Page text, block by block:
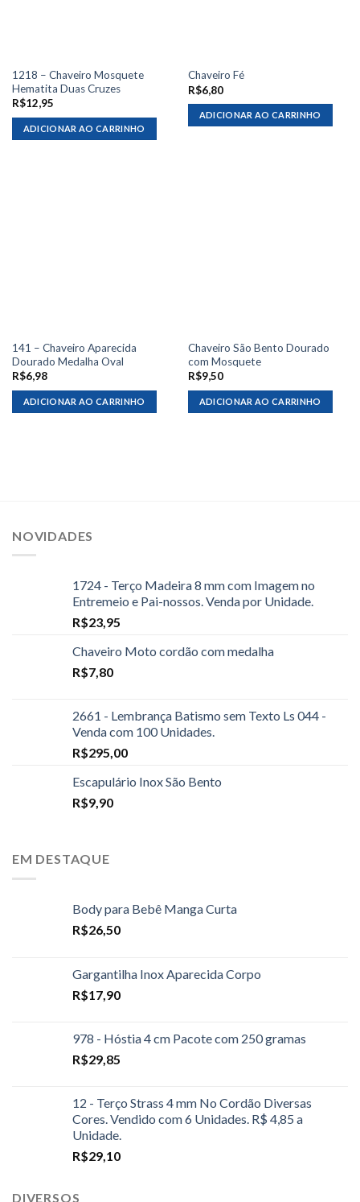
1218 – Chaveiro Mosquete
Hematita Duas Cruzes
R$12,95
ADICIONAR AO CARRINHO
Chaveiro Fé
R$6,80
ADICIONAR AO CARRINHO
141 – Chaveiro Aparecida
Dourado Medalha Oval
R$6,98
ADICIONAR AO CARRINHO
Chaveiro São Bento Dourado
com Mosquete
R$9,50
ADICIONAR AO CARRINHO
NOVIDADES
1724 - Terço Madeira 8 mm com Imagem no
Entremeio e Pai-nossos. Venda por Unidade.
R$23,95
Chaveiro Moto cordão com medalha
R$7,80
2661 - Lembrança Batismo sem Texto Ls 044 -
Venda com 100 Unidades.
R$295,00
Escapulário Inox São Bento
R$9,90
EM DESTAQUE
Body para Bebê Manga Curta
R$26,50
Gargantilha Inox Aparecida Corpo
R$17,90
978 - Hóstia 4 cm Pacote com 250 gramas
R$29,85
12 - Terço Strass 4 mm No Cordão Diversas
Cores. Vendido com 6 Unidades. R$ 4,85 a
Unidade.
R$29,10
DIVERSOS